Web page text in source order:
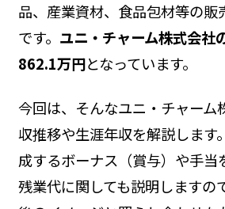
品、産業資材、食品包材等の販
です。 ユニ・チャーム株式会社
862.1万円となっています。
今回は、そんなユニ・チャーム
収推移や生涯年収を解説します
成するボーナス（賞与）や手当
残業代に関しても説明しますの